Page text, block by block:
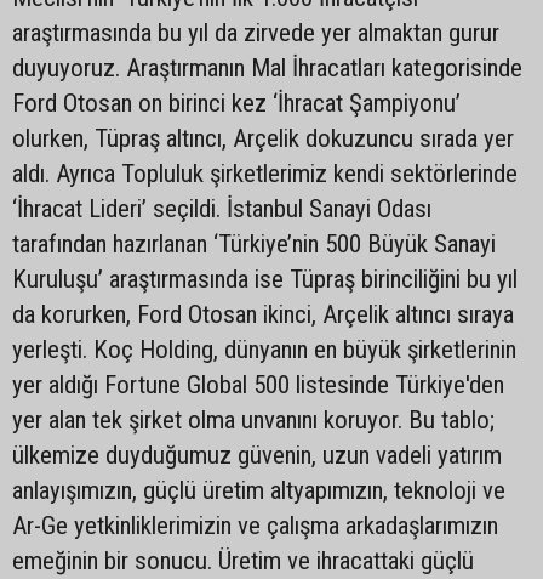
araştırmasında bu yıl da zirvede yer almaktan gurur
duyuyoruz. Araştırmanın Mal İhracatları kategorisinde
Ford Otosan on birinci kez ‘İhracat Şampiyonu’
olurken, Tüpraş altıncı, Arçelik dokuzuncu sırada yer
aldı. Ayrıca Topluluk şirketlerimiz kendi sektörlerinde
‘İhracat Lideri’ seçildi. İstanbul Sanayi Odası
tarafından hazırlanan ‘Türkiye’nin 500 Büyük Sanayi
Kuruluşu’ araştırmasında ise Tüpraş birinciliğini bu yıl
da korurken, Ford Otosan ikinci, Arçelik altıncı sıraya
yerleşti. Koç Holding, dünyanın en büyük şirketlerinin
yer aldığı Fortune Global 500 listesinde Türkiye'den
yer alan tek şirket olma unvanını koruyor. Bu tablo;
ülkemize duyduğumuz güvenin, uzun vadeli yatırım
anlayışımızın, güçlü üretim altyapımızın, teknoloji ve
Ar-Ge yetkinliklerimizin ve çalışma arkadaşlarımızın
emeğinin bir sonucu. Üretim ve ihracattaki güçlü